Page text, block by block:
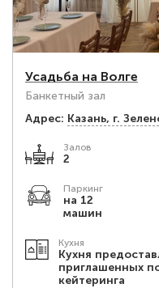
Усадьба на Волге
Банкетный зал
Адрес: Казань, г.
Залов
2
Паркинг
на 12
машин
Кухня
Кухня
приглашенных
кейтеринга